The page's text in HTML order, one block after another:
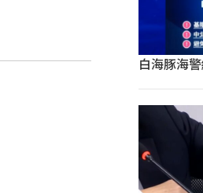
白海豚海